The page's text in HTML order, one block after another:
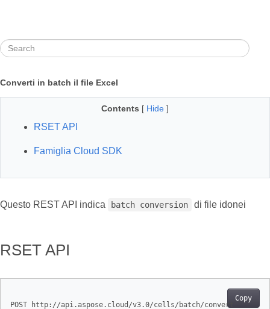
Converti in batch il file Excel
Contents [ Hide ]
RSET API
Famiglia Cloud SDK
Questo REST API indica batch conversion di file idonei
RSET API
Copy
POST http://api.aspose.cloud/v3.0/cells/batch/convert